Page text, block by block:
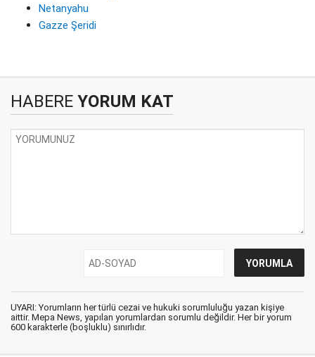
Netanyahu
Gazze Şeridi
HABERE YORUM KAT
UYARI: Yorumların her türlü cezai ve hukuki sorumluluğu yazan kişiye
aittir. Mepa News, yapılan yorumlardan sorumlu değildir. Her bir yorum
600 karakterle (boşluklu) sınırlıdır.